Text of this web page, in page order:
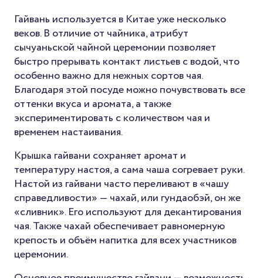
Гайвань используется в Китае уже несколько
веков. В отличие от чайника, атрибут
сычуаньской чайной церемонии позволяет
быстро прерывать контакт листьев с водой, что
особенно важно для нежных сортов чая.
Благодаря этой посуде можно почувствовать все
оттенки вкуса и аромата, а также
экспериментировать с количеством чая и
временем настаивания.
Крышка гайвани сохраняет аромат и
температуру настоя, а сама чаша согревает руки.
Настой из гайвани часто переливают в «чашу
справедливости» — чахай, или гундаобэй, он же
«сливник». Его используют для декантирования
чая. Также чахай обеспечивает равномерную
крепость и объём напитка для всех участников
церемонии.